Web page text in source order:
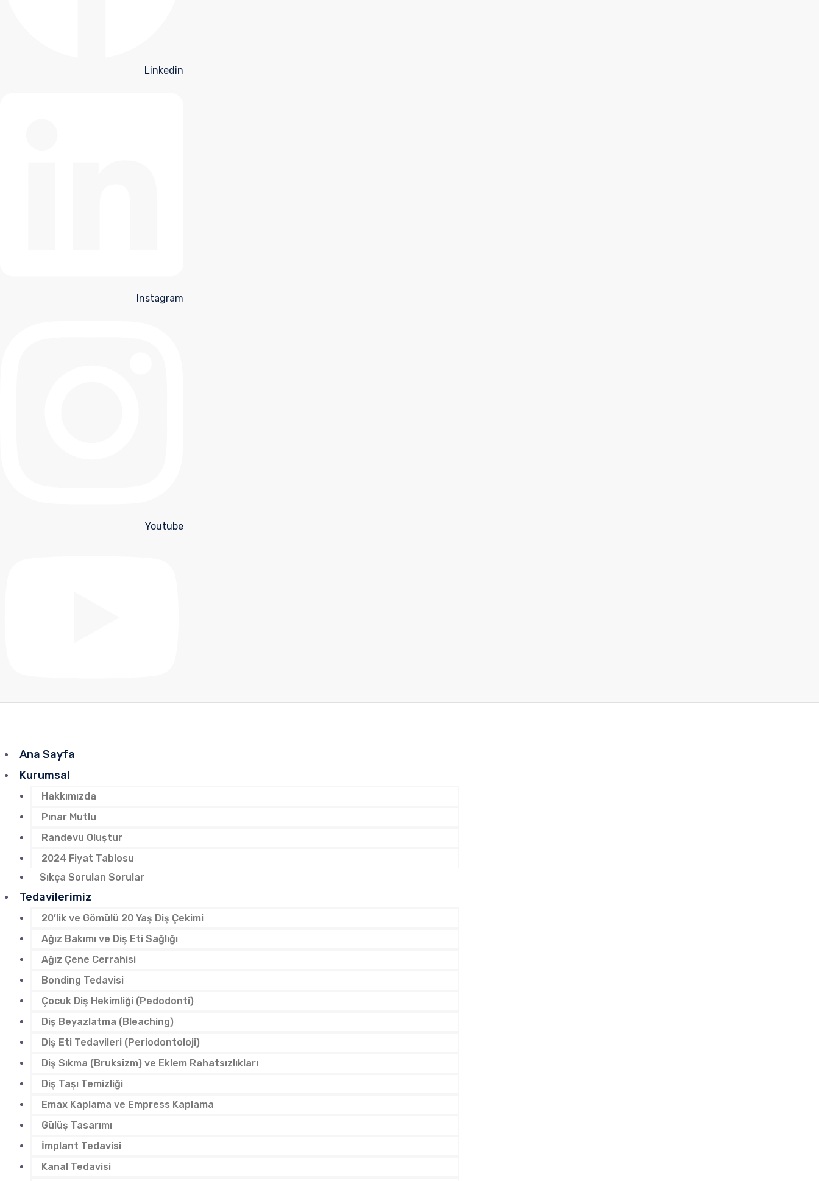
Linkedin
Instagram
Youtube
Ana Sayfa
Kurumsal
Hakkımızda
Pınar Mutlu
Randevu Oluştur
2024 Fiyat Tablosu
Sıkça Sorulan Sorular
Tedavilerimiz
20’lik ve Gömülü 20 Yaş Diş Çekimi
Ağız Bakımı ve Diş Eti Sağlığı
Ağız Çene Cerrahisi
Bonding Tedavisi
Çocuk Diş Hekimliği (Pedodonti)
Diş Beyazlatma (Bleaching)
Diş Eti Tedavileri (Periodontoloji)
Diş Sıkma (Bruksizm) ve Eklem Rahatsızlıkları
Diş Taşı Temizliği
Emax Kaplama ve Empress Kaplama
Gülüş Tasarımı
İmplant Tedavisi
Kanal Tedavisi